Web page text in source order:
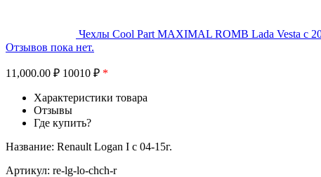
Чехлы Cool Part MAXIMAL ROMB Lada Vesta с
Отзывов пока нет.
11,000.00 ₽ 10010 ₽ *
Характеристики товара
Отзывы
Где купить?
Название: Renault Logan I с 04-15г.
Артикул: re-lg-lo-chch-r